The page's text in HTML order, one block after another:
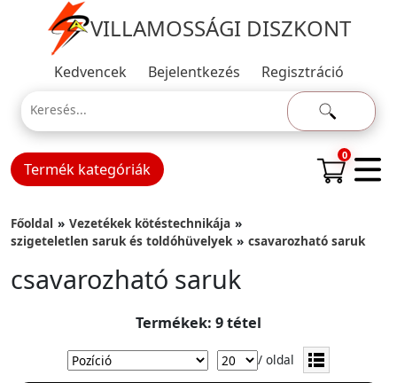
VILLAMOSSÁGI DISZKONT
Kedvencek Bejelentkezés Regisztráció
Termék kategóriák
0
Főoldal
Vezetékek kötéstechnikája
szigeteletlen saruk és toldóhüvelyek
csavarozható saruk
csavarozható saruk
Termékek: 9 tétel
/ oldal